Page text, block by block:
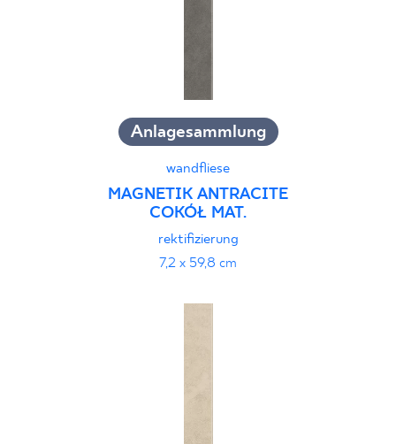
Anlagesammlung
wandfliese
MAGNETIK ANTRACITE
COKÓŁ MAT.
rektifizierung
7,2 x 59,8 cm